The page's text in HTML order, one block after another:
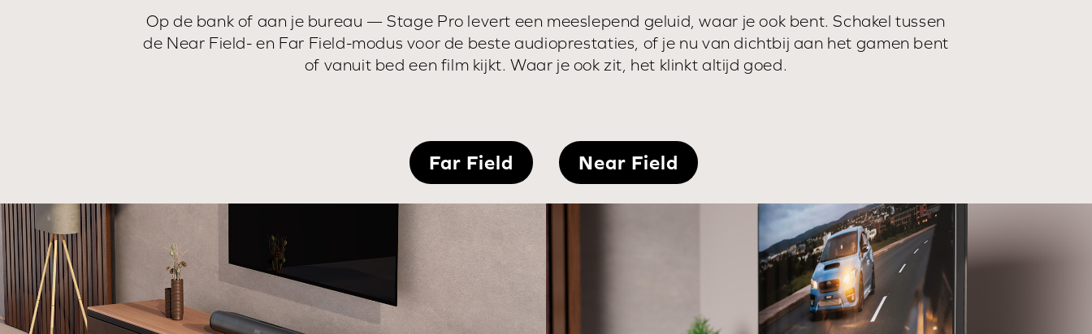
Op de bank of aan je bureau — Stage Pro levert een meeslepend geluid, waar je ook bent. Schakel tussen
de Near Field- en Far Field-modus voor de beste audioprestaties, of je nu van dichtbij aan het gamen bent
of vanuit bed een film kijkt. Waar je ook zit, het klinkt altijd goed.
Far Field Near Field